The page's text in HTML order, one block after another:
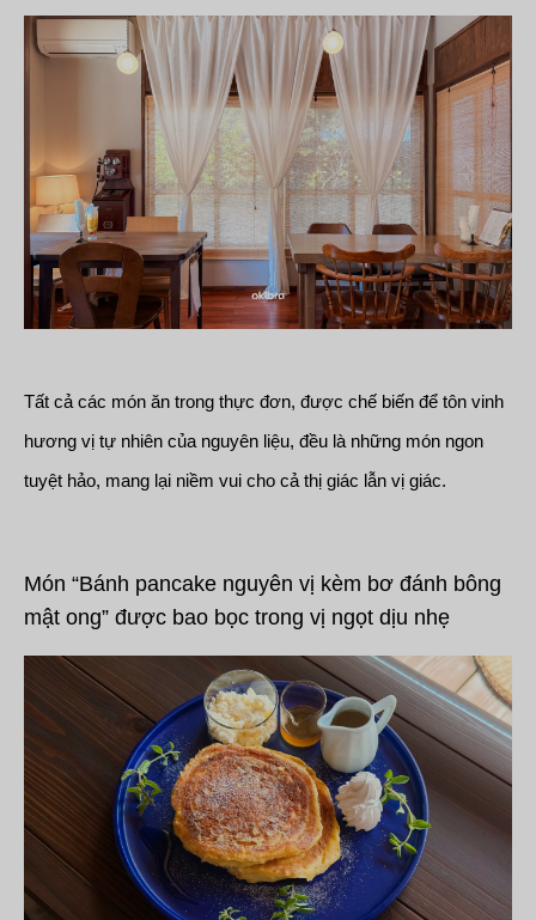
Tất cả các món ăn trong thực đơn, được chế biến để tôn vinh
hương vị tự nhiên của nguyên liệu, đều là những món ngon
tuyệt hảo, mang lại niềm vui cho cả thị giác lẫn vị giác.
Món “Bánh pancake nguyên vị kèm bơ đánh bông
mật ong” được bao bọc trong vị ngọt dịu nhẹ